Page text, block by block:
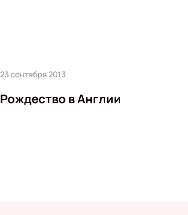
23 сентября 2013
Рождество в Англии